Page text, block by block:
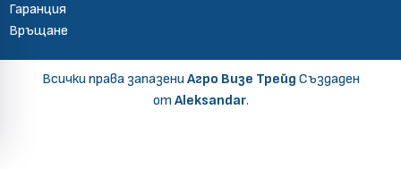
Гаранция
Връщане
Всички права запазениАгро Визе Трейд Създаден
от Aleksandar.